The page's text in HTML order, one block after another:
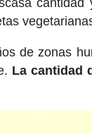
cantidad
de zonas
La cantidad